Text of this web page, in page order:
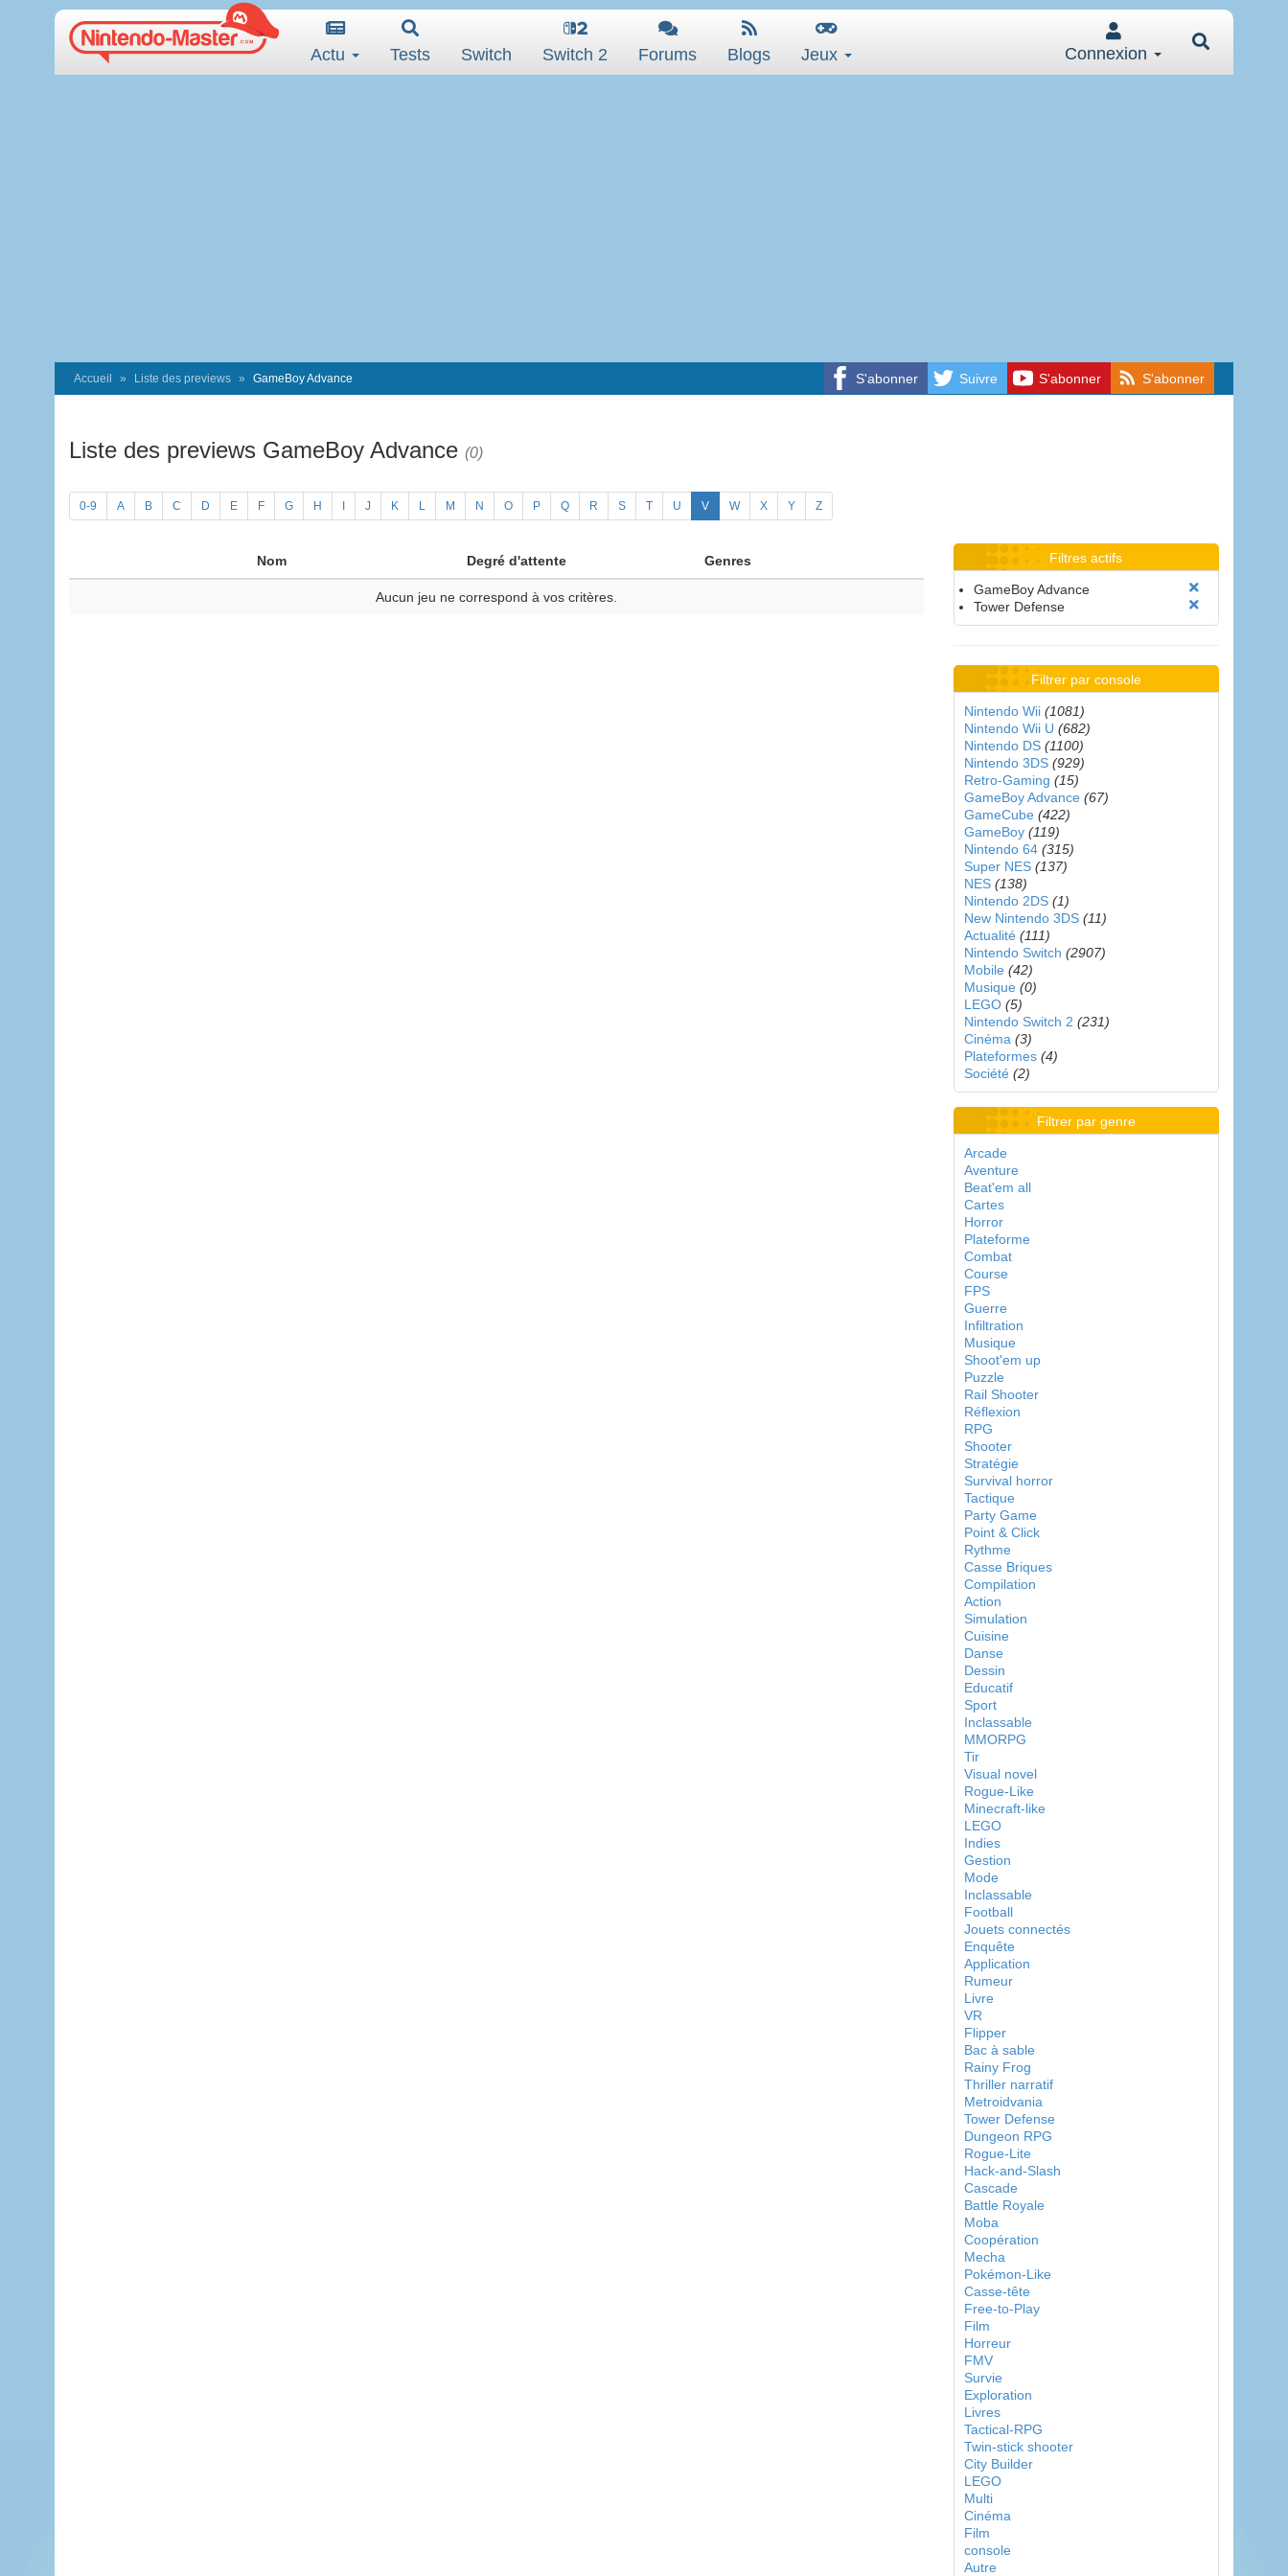
Actu Tests Switch Switch 2 Forums Blogs Jeux Connexion
S'abonner Suivre S'abonner S'abonner
Accueil Liste des previews GameBoy Advance
Liste des previews GameBoy Advance (0)
0-9 A B C D E F G H J K L M N O P Q R S T U V W X Y Z
Nom Degré d'attente Genres
Aucun jeu ne correspond à vos critères.
Filtres actifs
GameBoy Advance
Tower Defense
Filtrer par console
Nintendo Wii (1081)
Nintendo Wii U (682)
Nintendo DS (1100)
Nintendo 3DS (929)
Retro-Gaming (15)
GameBoy Advance (67)
GameCube (422)
GameBoy (119)
Nintendo 64 (315)
Super NES (137)
NES (138)
Nintendo 2DS (1)
New Nintendo 3DS (11)
Actualité (111)
Nintendo Switch (2907)
Mobile (42)
Musique (0)
LEGO (5)
Nintendo Switch 2 (231)
Cinéma (3)
Plateformes (4)
Société (2)
Filtrer par genre
Arcade
Aventure
Beat'em all
Cartes
Horror
Plateforme
Combat
Course
FPS
Guerre
Infiltration
Musique
Shoot'em up
Puzzle
Rail Shooter
Réflexion
RPG
Shooter
Stratégie
Survival horror
Tactique
Party Game
Point & Click
Rythme
Casse Briques
Compilation
Action
Simulation
Cuisine
Danse
Dessin
Educatif
Sport
Inclassable
MMORPG
Tir
Visual novel
Rogue-Like
Minecraft-like
LEGO
Indies
Gestion
Mode
Inclassable
Football
Jouets connectés
Enquête
Application
Rumeur
Livre
VR
Flipper
Bac à sable
Rainy Frog
Thriller narratif
Metroidvania
Tower Defense
Dungeon RPG
Rogue-Lite
Hack-and-Slash
Cascade
Battle Royale
Moba
Coopération
Mecha
Pokémon-Like
Casse-tête
Free-to-Play
Film
Horreur
FMV
Survie
Exploration
Livres
Tactical-RPG
Twin-stick shooter
City Builder
LEGO
Multi
Cinéma
Film
console
Autre